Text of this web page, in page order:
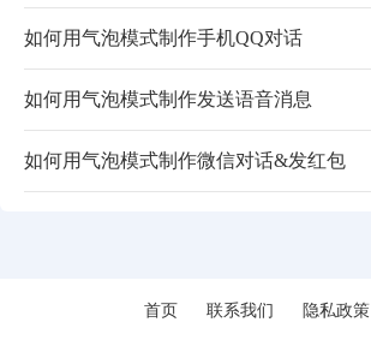
闪艺
如何用气泡模式制作手机QQ对话
如何用气泡模式制作发送语音消息
如何用气泡模式制作微信对话&发红包
首页 联系我们 隐私政策